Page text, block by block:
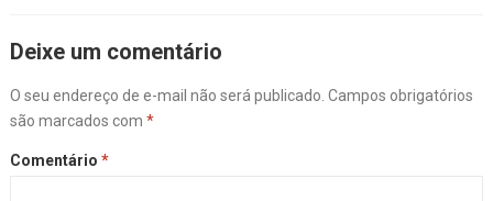
Deixe um comentário
O seu endereço de e-mail não será publicado. Campos obrigatórios
são marcados com *
Comentário *